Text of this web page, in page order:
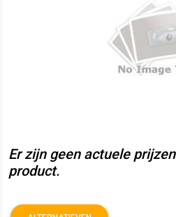
Er zijn geen actuele
product.